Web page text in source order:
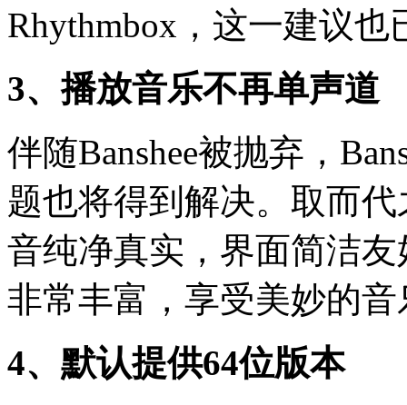
Rhythmbox，这一建议也
3、播放音乐不再单声道
伴随Banshee被抛弃，
题也将得到解决。取而
音纯净真实，界面简洁
非常丰富，享受美妙的
4、默认提供64位版本